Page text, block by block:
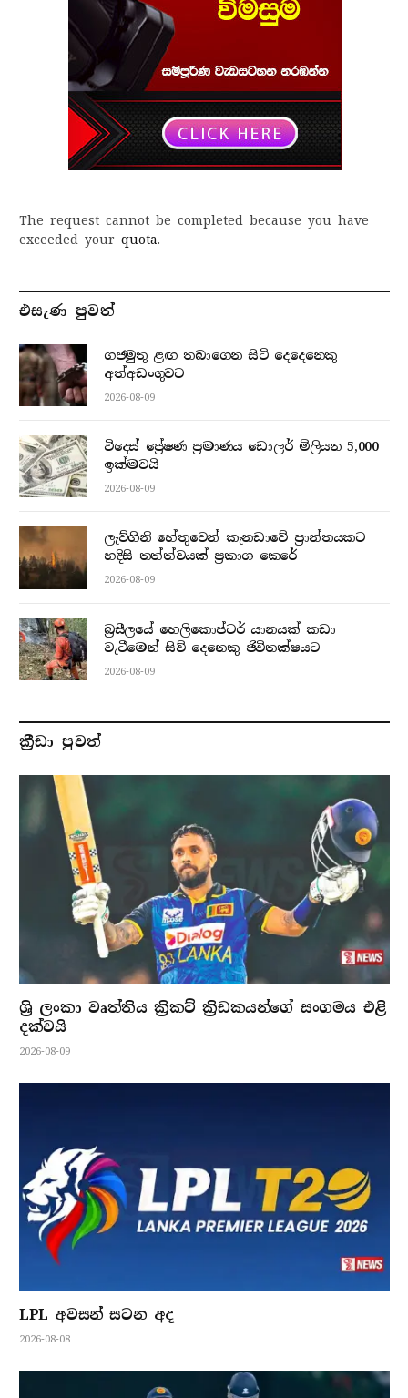
The request cannot be completed because you have
exceeded your quota.
එසැණ පුව​ත්
ගජමුතු ළඟ තබාගෙන සිටි දෙදෙනෙකු
අත්අඩංගුවට
2026-08-09
විදෙස් ප්‍රේෂණ ප්‍රමාණය ඩොලර් මිලියන 5,000
ඉක්මවයි
2026-08-09
ලැව්ගිනි හේතුවෙන් කැනඩාවේ ප්‍රාන්තයකට
හදිසි තත්ත්වයක් ප්‍රකාශ කෙරේ
2026-08-09
බ්‍රසීලයේ හෙලිකොප්ටර් යානයක් කඩා
වැටීමෙන් සිව් දෙනෙකු ජිවිතක්ෂයට
2026-08-09
ක්‍රීඩා පුවත්
ශ්‍රි ලංකා වෘත්තිය ක්‍රිකට් ක්‍රිඩකයන්ගේ සංගමය එළි
දක්වයි
2026-08-09
LPL අවසන් සටන අද
2026-08-08